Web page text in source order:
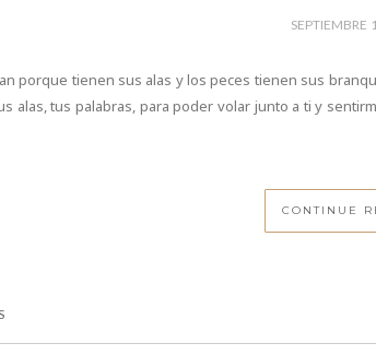
SEPTIEMBRE
porque tienen sus alas y los peces tienen sus
alas, tus palabras, para poder volar junto a ti y
CONTINUE